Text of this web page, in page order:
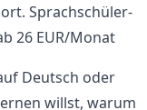
Sprachschüler-
26 EUR/Monat
Deutsch oder
willst, warum